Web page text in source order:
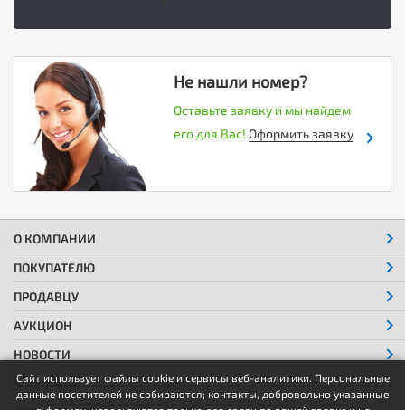
Не нашли номер?
Оставьте заявку и мы найдем
его для Вас! Оформить заявку
О КОМПАНИИ
ПОКУПАТЕЛЮ
ПРОДАВЦУ
АУКЦИОН
НОВОСТИ
КОНТАКТЫ
Сайт использует файлы cookie и сервисы веб-аналитики. Персональные
данные посетителей не собираются; контакты, добровольно указанные